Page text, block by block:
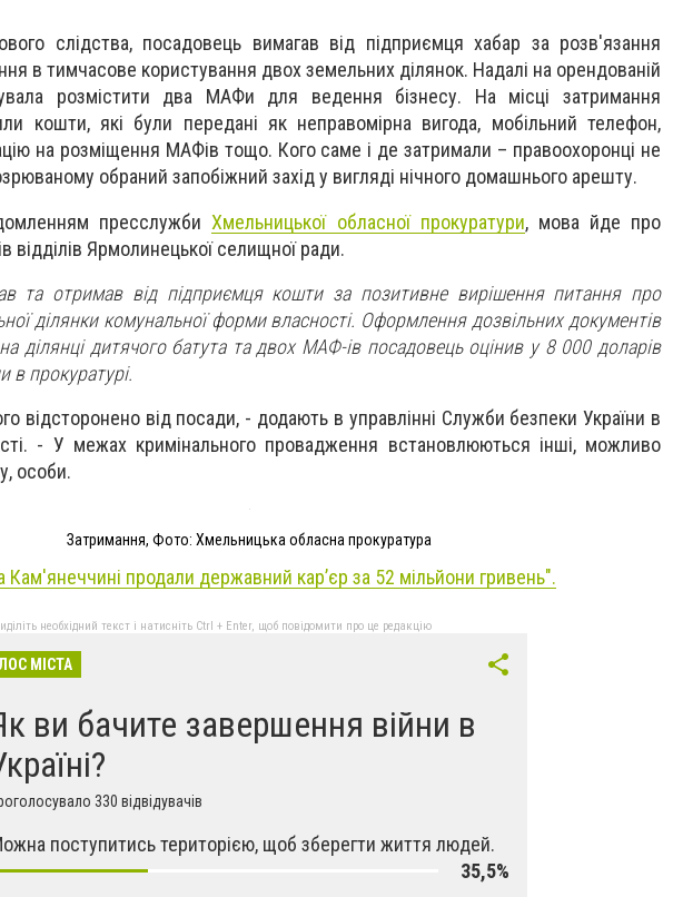
слідства, посадовець вимагав від підприємця хабар за розв'язання
в тимчасове користування двох земельних ділянок. Надалі на орендованій
розмістити два МАФи для ведення бізнесу. На місці затримання
кошти, які були передані як неправомірна вигода, мобільний телефон,
на розміщення МАФів тощо. Кого саме і де затримали – правоохоронці не
обраний запобіжний захід у вигляді нічного домашнього арешту.
пресслужбиХмельницької обласної прокуратури, мова йде про
відділів Ярмолинецької селищної ради.
та отримав від підприємця кошти за позитивне вирішення питання про
ділянки комунальної форми власності. Оформлення дозвільних документів
ділянці дитячого батута та двох МАФ-ів посадовець оцінив у 8 000 доларів
в прокуратурі.
відсторонено від посади, - додають в управлінні Служби безпеки України в
- У межах кримінального провадження встановлюються інші, можливо
особи.
Затримання, Фото: Хмельницька обласна прокуратура
Кам'янеччині продали державний кар’єр за 52 мільйони гривень".
необхідний текст і натисніть Ctrl + Enter, щоб повідомити про це редакцію
МІСТА
ви бачите завершення війни в
330 відвідувачів
поступитись територією, щоб зберегти життя людей.
35,5%